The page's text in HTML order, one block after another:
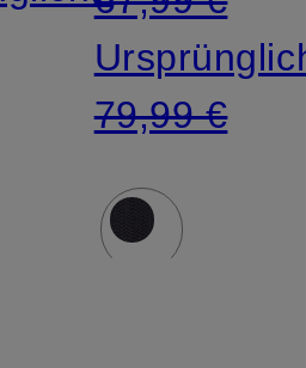
79,99 €